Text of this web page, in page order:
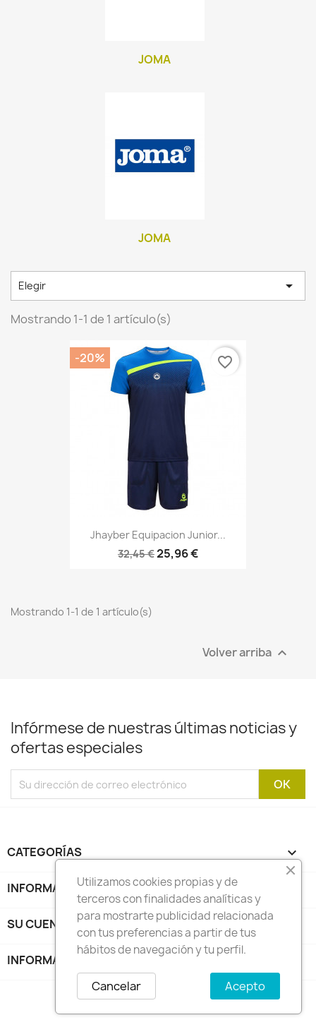
JOMA
JOMA
Elegir 
Mostrando 1-1 de 1 artículo(s)
Jhayber Equipacion Junior...
32,45 €25,96 €
-20% favorite_border
Mostrando 1-1 de 1 artículo(s)
Volver arriba 
Infórmese de nuestras últimas noticias y
ofertas especiales
CATEGORÍAS 
INFORMACIÓN
SU CUENTA
INFORMACIÓN DE LA TIENDA
Utilizamos cookies propias y de
terceros con finalidades analíticas y
para mostrarte publicidad relacionada
con tus preferencias a partir de tus
hábitos de navegación y tu perfil.
Acepto
Cancelar